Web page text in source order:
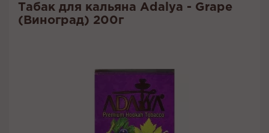
Табак для кальяна Adalya - Grape
(Виноград) 200г